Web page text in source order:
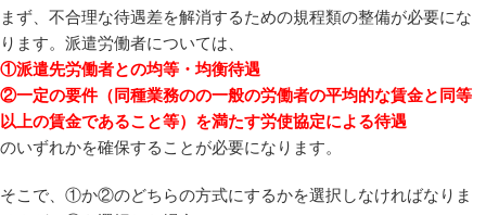
まず、不合理な待遇差を解消するための規程類の整備が必要にな
ります。派遣労働者については、
①派遣先労働者との均等・均衡待遇
②一定の要件（同種業務のの一般の労働者の平均的な賃金と同等
以上の賃金であること等）を満たす労使協定による待遇
のいずれかを確保することが必要になります。
そこで、①か②のどちらの方式にするかを選択しなければなりま